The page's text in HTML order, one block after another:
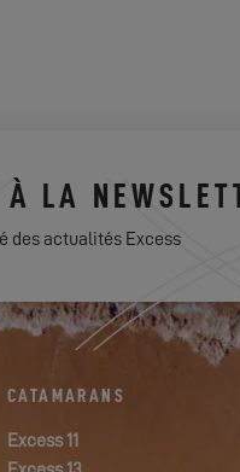
LA
des actualités Excess
CATAMARANS
Excess 11